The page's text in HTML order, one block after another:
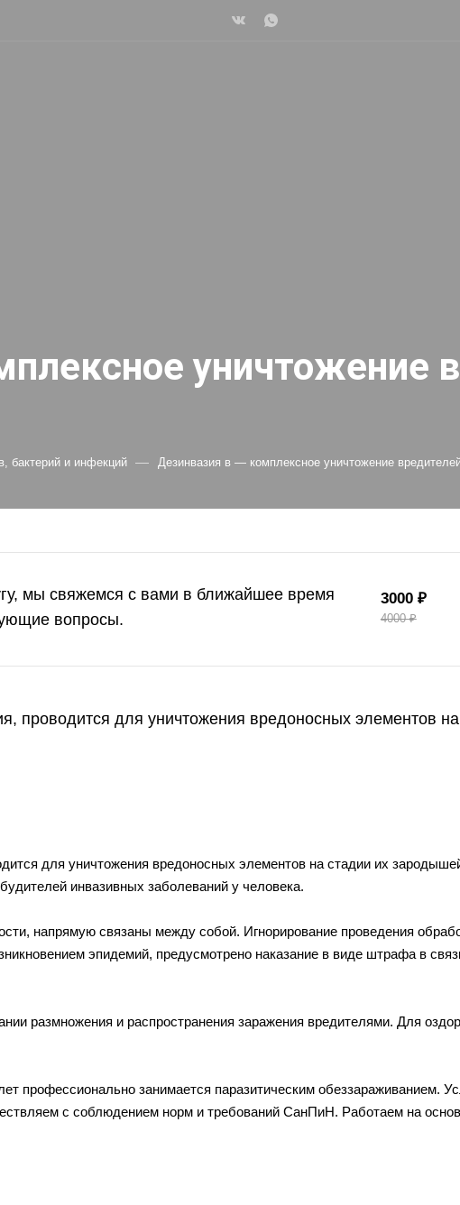
уничтожение
бактерий и инфекций — Дезинвазия в — комплексное уничтожение
мы свяжемся с вами в ближайшее время
вопросы.
3000 ₽
4000 ₽
проводится для уничтожения вредоносных элементов
для уничтожения вредоносных элементов на стадии их
инвазивных заболеваний у человека.
напрямую связаны между собой. Игнорирование проведения
эпидемий, предусмотрено наказание в виде штрафа в
размножения и распространения заражения вредителями. Для
занимается паразитическим обеззараживанием.
с соблюдением норм и требований СанПиН. Работаем на